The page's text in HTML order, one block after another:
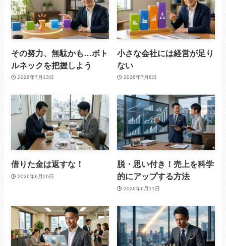
その努力、無駄かも…ボト
ルネックを把握しよう
2026年7月13日
小さな会社には経営が足り
ない
2026年7月6日
借りた金は返すな！
2026年6月26日
脱・思い付き！売上を科学
的にアップする方法
2026年6月11日